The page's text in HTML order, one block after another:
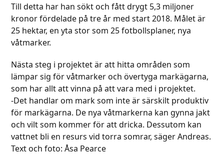
Till detta har han sökt och fått drygt 5,3 miljoner
kronor fördelade på tre år med start 2018. Målet är
25 hektar, en yta stor som 25 fotbollsplaner, nya
våtmarker.
Nästa steg i projektet är att hitta områden som
lämpar sig för våtmarker och övertyga markägarna,
som har allt att vinna på att vara med i projektet.
-Det handlar om mark som inte är särskilt produktiv
för markägarna. De nya våtmarkerna kan gynna jakt
och vilt som kommer för att dricka. Dessutom kan
vattnet bli en resurs vid torra somrar, säger Andreas.
Text och foto: Åsa Pearce